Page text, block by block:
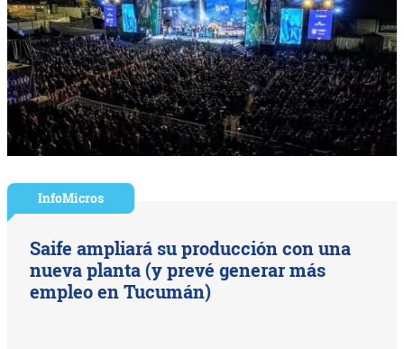
InfoMicros
Saife ampliará su producción con una
nueva planta (y prevé generar más
empleo en Tucumán)